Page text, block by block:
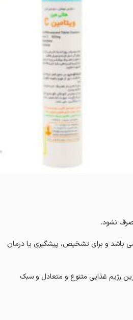
نشود.
و برای تشخیص، پیشگیری یا درمان
رژیم غذایی متنوع و متعادل و سبک